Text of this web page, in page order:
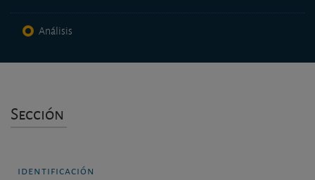
Análisis
Sección
identificación